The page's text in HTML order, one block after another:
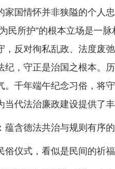
情怀并非狭隘的个人忠
民所护”的根本立场是一
，反对徇私乱政、法度废
纪，守正是治国之根本。
。千年端午纪念习俗，将
当代法治廉政建设提供了
含德法共治与规则有序的
式，看似是民间的祈福